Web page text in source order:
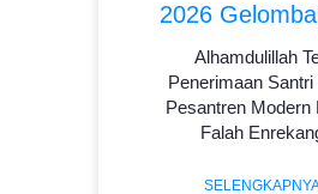
2026
Alhamdulillah
Penerimaan Santri
Pesantren Modern
Falah